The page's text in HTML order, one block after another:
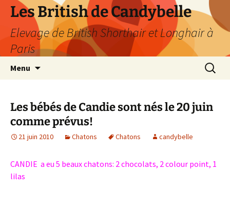
Les British de Candybelle
Elevage de British Shorthair et Longhair à
Paris
Menu
Les bébés de Candie sont nés le 20 juin
comme prévus!
21 juin 2010 Chatons Chatons candybelle
CANDIE a eu 5 beaux chatons: 2 chocolats, 2 colour point, 1
lilas